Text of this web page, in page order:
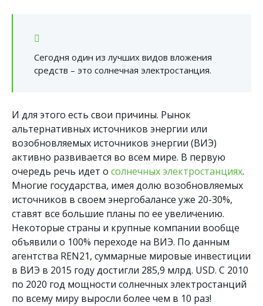
Сегодня один из лучших видов вложения
средств – это солнечная электростанция.
И для этого есть свои причины. Рынок
альтернативных источников энергии или
возобновляемых источников энергии (ВИЭ)
активно развивается во всем мире. В первую
очередь речь идет о солнечных электростанциях.
Многие государства, имея долю возобновляемых
источников в своем энергобалансе уже 20-30%,
ставят все большие планы по ее увеличению.
Некоторые страны и крупные компании вообще
объявили о 100% переходе на ВИЭ. По данным
агентства REN21, суммарные мировые инвестиции
в ВИЭ в 2015 году достигли 285,9 млрд. USD. С 2010
по 2020 год мощности солнечных электростанций
по всему миру выросли более чем в 10 раз!